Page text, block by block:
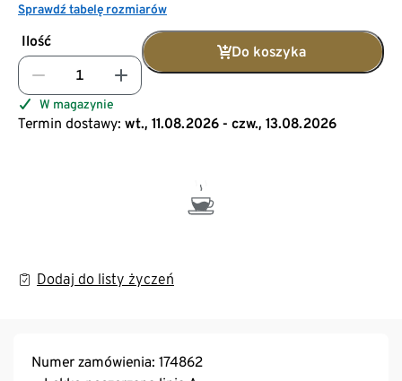
Sprawdź tabelę rozmiarów
Ilość
Do koszyka
W magazynie
Termin dostawy: wt., 11.08.2026 - czw., 13.08.2026
Dodaj do listy życzeń
Numer zamówienia: 174862